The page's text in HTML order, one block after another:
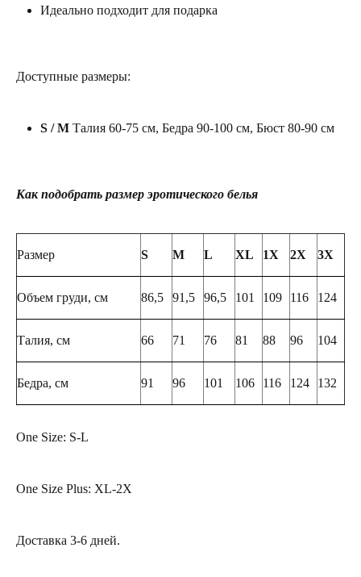
Идеально подходит для подарка
Доступные размеры:
S / M Талия 60-75 см, Бедра 90-100 см, Бюст 80-90 см
Как подобрать размер эротического белья
Размер S M L XL 1X 2X 3X
Объем груди, см 86,5 91,5 96,5 101 109 116 124
Талия, см 66 71 76 81 88 96 104
Бедра, см 91 96 101 106 116 124 132
One Size: S-L
One Size Plus: XL-2X
Доставка 3-6 дней.